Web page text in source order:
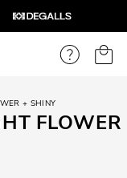
+ SHINY
FLOWER